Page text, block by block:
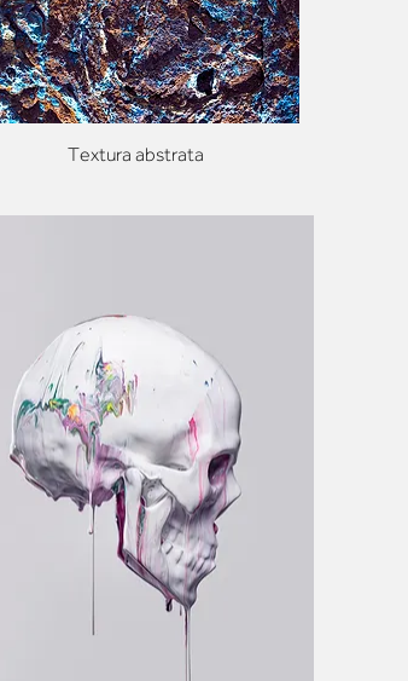
Textura abstrata